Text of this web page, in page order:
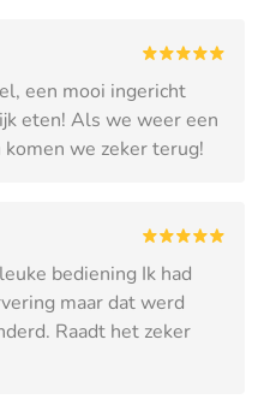
een mooi ingericht
eten! Als we weer een
we zeker terug!
bediening Ik had
maar dat werd
Raadt het zeker